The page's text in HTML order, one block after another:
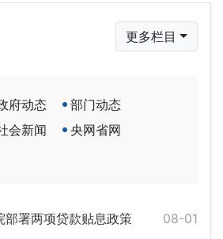
更多栏目
府动态
部门动态
会新闻
央网省网
08-01
部署两项贷款贴息政策